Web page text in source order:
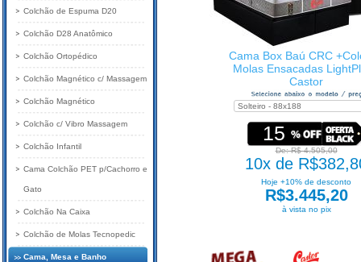
Cama Box Baú CRC
Molas Ensacadas
Castor
15
De: R$ 4.505,00
10x de
Hoje +10% de desconto
R$3.445,20
à vista no pix
Colchão de Espuma D20
Colchão D28 Anatômico
Colchão Ortopédico
Colchão Magnético c/ Massagem
Colchão Magnético
Colchão c/ Vibro Massagem
Colchão Infantil
Cama Colchão PET p/Cachorro e
Gato
Colchão Na Caixa
Colchão de Molas Tecnopedic
Cama, Mesa e Banho